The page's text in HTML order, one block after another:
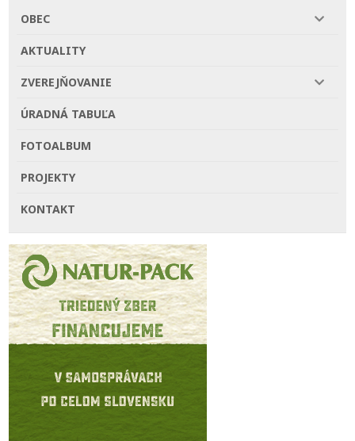
OBEC
AKTUALITY
ZVEREJŇOVANIE
ÚRADNÁ TABUĽA
FOTOALBUM
PROJEKTY
KONTAKT